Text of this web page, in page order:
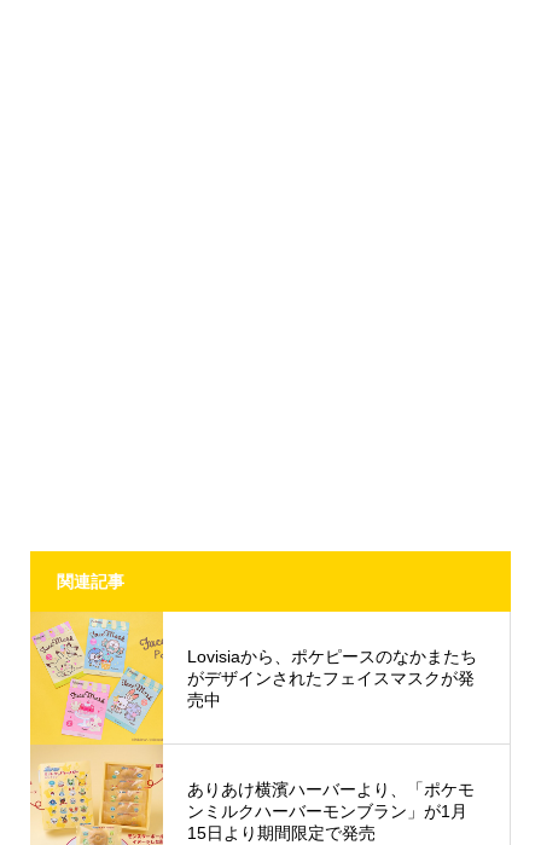
関連記事
Lovisiaから、ポケピースのなかまたち
がデザインされたフェイスマスクが発
売中
ありあけ横濱ハーバーより、「ポケモ
ンミルクハーバーモンブラン」が1月
15日より期間限定で発売